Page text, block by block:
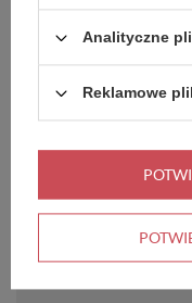
Analityczne
Reklamowe